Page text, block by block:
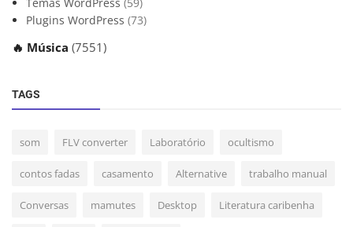
Temas WordPress (59)
Plugins WordPress (73)
🔥 Música (7551)
TAGS
som FLV converter Laboratório ocultismo
contos fadas casamento Alternative trabalho manual
Conversas mamutes Desktop Literatura caribenha